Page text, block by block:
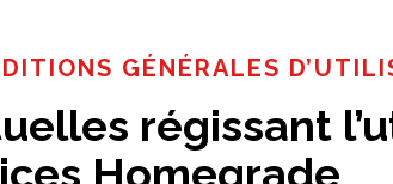
GÉNÉRALES
régissant
Homegrade